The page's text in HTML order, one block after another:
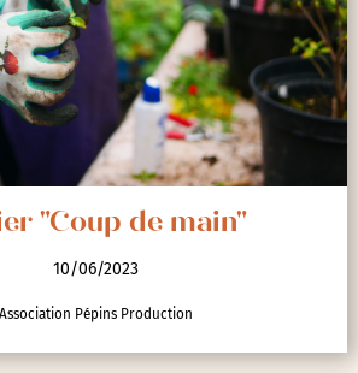
"Coup de main"
10/06/2023
Association Pépins Production